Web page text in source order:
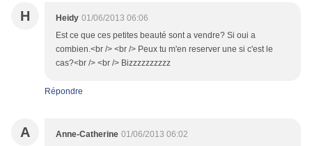
H Heidy 01/06/2013 06:06
Est ce que ces petites beauté sont a vendre? Si oui a
combien.<br /> <br /> Peux tu m'en reserver une si c'est le
cas?<br /> <br /> Bizzzzzzzzzz
Répondre
A Anne-Catherine 01/06/2013 06:02